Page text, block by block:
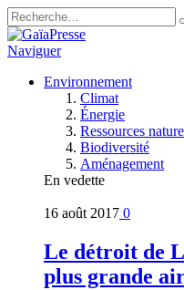
Naviguer
Environnement
Climat
Énergie
Ressources
Biodiversité
Aménagement
En vedette
16 août 2017 0
Le détroit de
plus grande